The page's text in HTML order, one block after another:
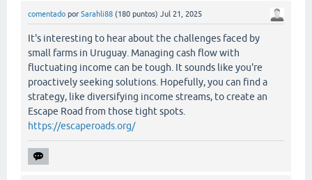
comentado por Sarahli88 (180 puntos) Jul 21, 2025
It's interesting to hear about the challenges faced by
small farms in Uruguay. Managing cash flow with
fluctuating income can be tough. It sounds like you're
proactively seeking solutions. Hopefully, you can find a
strategy, like diversifying income streams, to create an
Escape Road from those tight spots.
https://escaperoads.org/